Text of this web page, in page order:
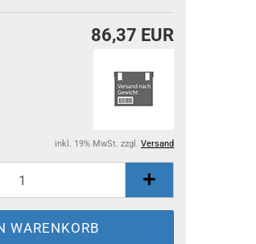
86,37 EUR
inkl. 19% MwSt. zzgl. Versand